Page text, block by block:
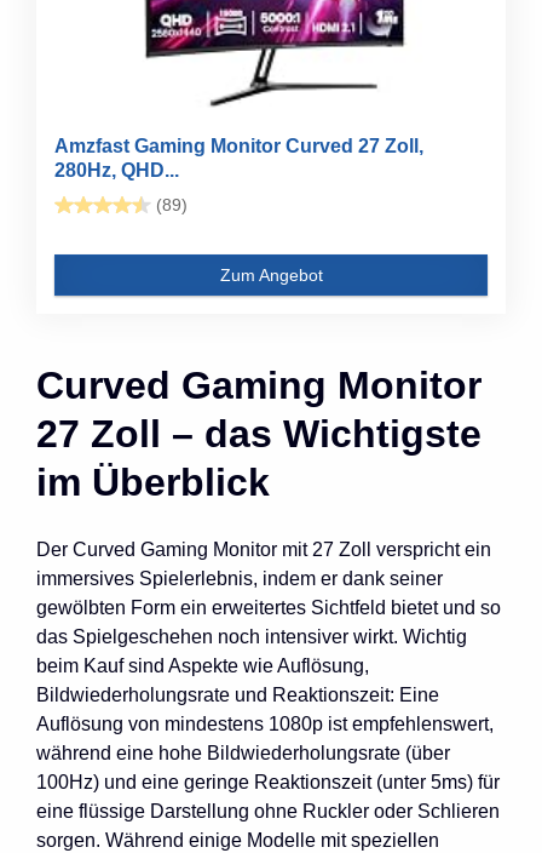
Amzfast Gaming Monitor Curved 27 Zoll,
280Hz, QHD...
(89)
Zum Angebot
Curved Gaming Monitor
27 Zoll – das Wichtigste
im Überblick
Der Curved Gaming Monitor mit 27 Zoll verspricht ein
immersives Spielerlebnis, indem er dank seiner
gewölbten Form ein erweitertes Sichtfeld bietet und so
das Spielgeschehen noch intensiver wirkt. Wichtig
beim Kauf sind Aspekte wie Auflösung,
Bildwiederholungsrate und Reaktionszeit: Eine
Auflösung von mindestens 1080p ist empfehlenswert,
während eine hohe Bildwiederholungsrate (über
100Hz) und eine geringe Reaktionszeit (unter 5ms) für
eine flüssige Darstellung ohne Ruckler oder Schlieren
sorgen. Während einige Modelle mit speziellen